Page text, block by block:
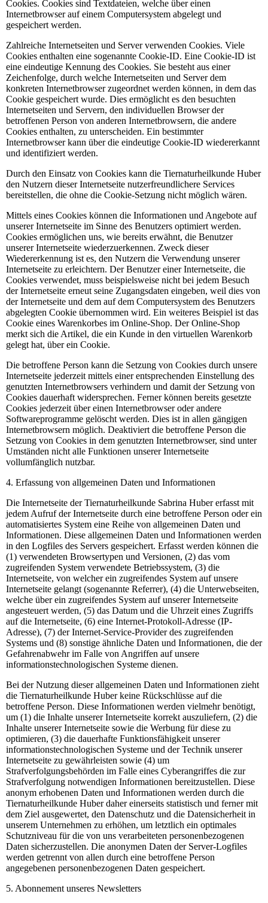
Cookies. Cookies sind Textdateien, welche über einen
Internetbrowser auf einem Computersystem abgelegt und
gespeichert werden.
Zahlreiche Internetseiten und Server verwenden Cookies. Viele
Cookies enthalten eine sogenannte Cookie-ID. Eine Cookie-ID ist
eine eindeutige Kennung des Cookies. Sie besteht aus einer
Zeichenfolge, durch welche Internetseiten und Server dem
konkreten Internetbrowser zugeordnet werden können, in dem das
Cookie gespeichert wurde. Dies ermöglicht es den besuchten
Internetseiten und Servern, den individuellen Browser der
betroffenen Person von anderen Internetbrowsern, die andere
Cookies enthalten, zu unterscheiden. Ein bestimmter
Internetbrowser kann über die eindeutige Cookie-ID wiedererkannt
und identifiziert werden.
Durch den Einsatz von Cookies kann die Tiernaturheilkunde Huber
den Nutzern dieser Internetseite nutzerfreundlichere Services
bereitstellen, die ohne die Cookie-Setzung nicht möglich wären.
Mittels eines Cookies können die Informationen und Angebote auf
unserer Internetseite im Sinne des Benutzers optimiert werden.
Cookies ermöglichen uns, wie bereits erwähnt, die Benutzer
unserer Internetseite wiederzuerkennen. Zweck dieser
Wiedererkennung ist es, den Nutzern die Verwendung unserer
Internetseite zu erleichtern. Der Benutzer einer Internetseite, die
Cookies verwendet, muss beispielsweise nicht bei jedem Besuch
der Internetseite erneut seine Zugangsdaten eingeben, weil dies von
der Internetseite und dem auf dem Computersystem des Benutzers
abgelegten Cookie übernommen wird. Ein weiteres Beispiel ist das
Cookie eines Warenkorbes im Online-Shop. Der Online-Shop
merkt sich die Artikel, die ein Kunde in den virtuellen Warenkorb
gelegt hat, über ein Cookie.
Die betroffene Person kann die Setzung von Cookies durch unsere
Internetseite jederzeit mittels einer entsprechenden Einstellung des
genutzten Internetbrowsers verhindern und damit der Setzung von
Cookies dauerhaft widersprechen. Ferner können bereits gesetzte
Cookies jederzeit über einen Internetbrowser oder andere
Softwareprogramme gelöscht werden. Dies ist in allen gängigen
Internetbrowsern möglich. Deaktiviert die betroffene Person die
Setzung von Cookies in dem genutzten Internetbrowser, sind unter
Umständen nicht alle Funktionen unserer Internetseite
vollumfänglich nutzbar.
4. Erfassung von allgemeinen Daten und Informationen
Die Internetseite der Tiernaturheilkunde Sabrina Huber erfasst mit
jedem Aufruf der Internetseite durch eine betroffene Person oder ein
automatisiertes System eine Reihe von allgemeinen Daten und
Informationen. Diese allgemeinen Daten und Informationen werden
in den Logfiles des Servers gespeichert. Erfasst werden können die
(1) verwendeten Browsertypen und Versionen, (2) das vom
zugreifenden System verwendete Betriebssystem, (3) die
Internetseite, von welcher ein zugreifendes System auf unsere
Internetseite gelangt (sogenannte Referrer), (4) die Unterwebseiten,
welche über ein zugreifendes System auf unserer Internetseite
angesteuert werden, (5) das Datum und die Uhrzeit eines Zugriffs
auf die Internetseite, (6) eine Internet-Protokoll-Adresse (IP-
Adresse), (7) der Internet-Service-Provider des zugreifenden
Systems und (8) sonstige ähnliche Daten und Informationen, die der
Gefahrenabwehr im Falle von Angriffen auf unsere
informationstechnologischen Systeme dienen.
Bei der Nutzung dieser allgemeinen Daten und Informationen zieht
die Tiernaturheilkunde Huber keine Rückschlüsse auf die
betroffene Person. Diese Informationen werden vielmehr benötigt,
um (1) die Inhalte unserer Internetseite korrekt auszuliefern, (2) die
Inhalte unserer Internetseite sowie die Werbung für diese zu
optimieren, (3) die dauerhafte Funktionsfähigkeit unserer
informationstechnologischen Systeme und der Technik unserer
Internetseite zu gewährleisten sowie (4) um
Strafverfolgungsbehörden im Falle eines Cyberangriffes die zur
Strafverfolgung notwendigen Informationen bereitzustellen. Diese
anonym erhobenen Daten und Informationen werden durch die
Tiernaturheilkunde Huber daher einerseits statistisch und ferner mit
dem Ziel ausgewertet, den Datenschutz und die Datensicherheit in
unserem Unternehmen zu erhöhen, um letztlich ein optimales
Schutzniveau für die von uns verarbeiteten personenbezogenen
Daten sicherzustellen. Die anonymen Daten der Server-Logfiles
werden getrennt von allen durch eine betroffene Person
angegebenen personenbezogenen Daten gespeichert.
5. Abonnement unseres Newsletters